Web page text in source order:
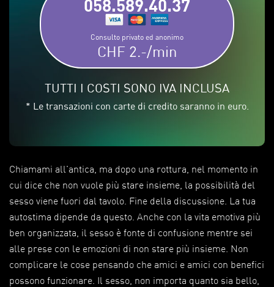
058.589.40.37
Consulto privato ed anonimo
CHF 2.-/min
TUTTI I COSTI SONO IVA INCLUSA
* Le transazioni con carte di credito saranno in euro.
Chiamami all'antica, ma dopo una rottura, nel momento in
cui dice che non vuole più stare insieme, la possibilità del
sesso viene fuori dal tavolo. Fine della discussione. La tua
autostima dipende da questo. Anche con la vita emotiva più
ben organizzata, il sesso è fonte di confusione mentre sei
alle prese con le emozioni di non stare più insieme. Non
complicare le cose pensando che amici e amici con benefici
possono funzionare. Il sesso, non importa quanto sia bello,